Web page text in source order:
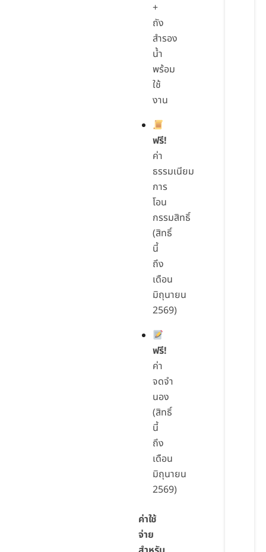
+
ถัง
สำรอง
น้ำ
พร้อม
ใช้
งาน
ฟรี!
ค่า
ธรรมเนียม
การ
โอน
กรรมสิทธิ์
(สิทธิ์
นี้
ถึง
เดือน
มิถุนายน
2569)
ฟรี!
ค่า
จดจำ
นอง
(สิทธิ์
นี้
ถึง
เดือน
มิถุนายน
2569)
ค่าใช้
จ่าย